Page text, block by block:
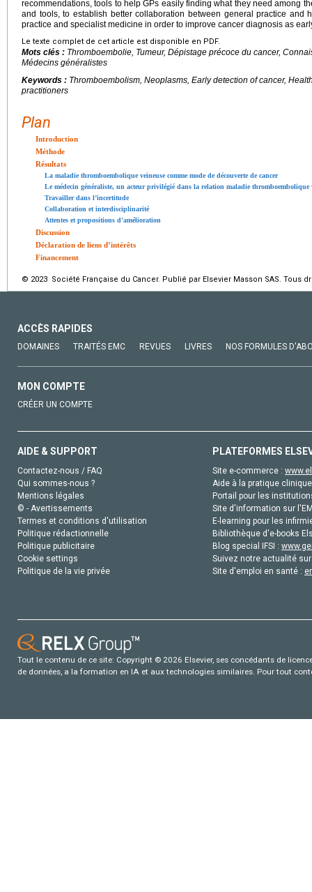
recommendations, tools to help GPs easily finding what they need among
and tools, to establish better collaboration between general practice and
practice and specialist medicine in order to improve cancer diagnosis as
Le texte complet de cet article est disponible en PDF.
Mots clés : Thromboembolie, Tumeur, Dépistage précoce du cancer,
Médecins généralistes
Keywords : Thromboembolism, Neoplasms, Early detection of cancer,
practitioners
Plan
Introduction
Méthode
Résultats
La maladie thromboembolique veineuse comme mode de découverte de cancer
Le médecin généraliste, un acteur privilégié dans la relation maladie thromboembolique
Travailler dans l’incertitude
Collaboration et interdisciplinarité
Attentes et propositions d’amélioration
Discussion
Déclaration de liens d’intérêts
Financement
© 2023 Société Française du Cancer. Publié par Elsevier Masson SAS. Tous
ACCÈS RAPIDES
DOMAINES TRAITÉS EMC REVUES LIVRES NOS FORMULES
MON COMPTE
CRÉER UN COMPTE
AIDE & SUPPORT
Contactez-nous / FAQ
Qui sommes-nous ?
Mentions légales
© - Avertissements
Termes et conditions d'utilisation
Politique rédactionnelle
Politique publicitaire
Cookie settings
Politique de la vie privée
PLATEFORMES
Site e-commerce :
Aide à la pratique
Portail pour les
Site d'information sur
E-learning pour les
Bibliothèque d'e-books
Blog special IFSI :
Suivez notre actualité
Site d'emploi en santé :
Tout le contenu de ce site: Copyright © 2026 Elsevier, ses concédants de
de données, a la formation en IA et aux technologies similaires. Pour tout